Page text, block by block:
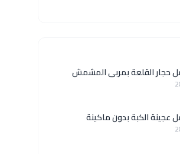
حجار القلعة بمربى المشمش
عجينة الكبة بدون ماكينة